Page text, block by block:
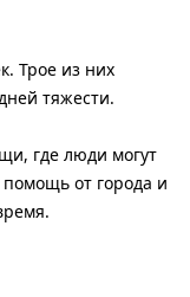
Трое из них
тяжести.
где люди могут
от города и